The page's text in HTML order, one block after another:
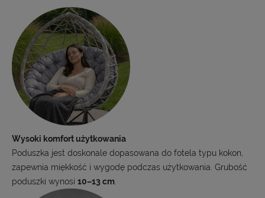
Wysoki komfort użytkowania
Poduszka jest doskonale dopasowana do fotela typu kokon,
zapewnia miękkość i wygodę podczas użytkowania. Grubość
poduszki wynosi 10–13 cm